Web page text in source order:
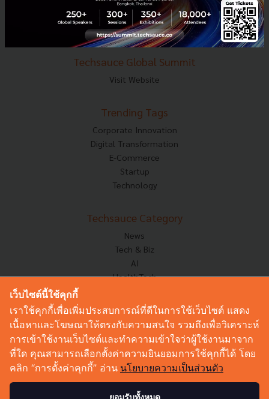
Privacy Policy
ส่งบทความ
Techsauce Global Summit
Visit Website
Trending Tags
Corporate Innovation
Digital Transformation
E-Commerce
Startup
Technology
Techsauce Category
News
Tech & Biz
AI
HealthTech
Corp Innov
Saucy Thoughts
Sustainable
Videos
Podcast
เว็บไซต์นี้ใช้คุกกี้
เราใช้คุกกี้เพื่อเพิ่มประสบการณ์ที่ดีในการใช้เว็บไซต์ แสดง
เนื้อหาและโฆษณาให้ตรงกับความสนใจ รวมถึงเพื่อวิเคราะห์
การเข้าใช้งานเว็บไซต์และทำความเข้าใจว่าผู้ใช้งานมาจาก
ที่ใด คุณสามารถเลือกตั้งค่าความยินยอมการใช้คุกกี้ได้ โดย
คลิก “การตั้งค่าคุกกี้” อ่าน นโยบายความเป็นส่วนตัว
ยอมรับทั้งหมด